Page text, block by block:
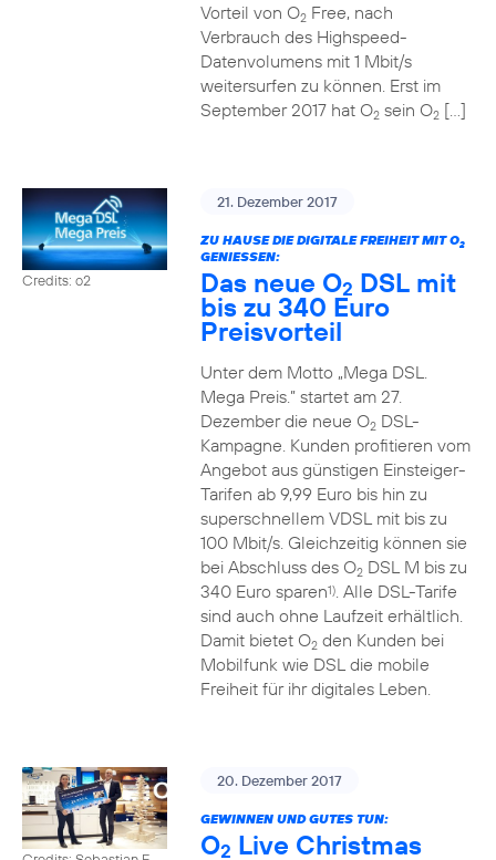
Vorteil von O2Free, nach
Verbrauch des Highspeed-
Datenvolumens mit 1 Mbit/s
weitersurfen zu können. Erst im
September 2017 hat O2sein O2[…]
Credits: o2
21. Dezember 2017
ZU HAUSE DIE DIGITALE FREIHEIT MIT O2
GENIESSEN:
Das neue O2 DSL mit
bis zu 340 Euro
Preisvorteil
Unter dem Motto „Mega DSL.
Mega Preis.” startet am 27.
Dezember die neue O2DSL-
Kampagne. Kunden profitieren vom
Angebot aus günstigen Einsteiger-
Tarifen ab 9,99 Euro bis hin zu
superschnellem VDSL mit bis zu
100 Mbit/s. Gleichzeitig können sie
bei Abschluss des O2DSL M bis zu
340 Euro sparen1). Alle DSL-Tarife
sind auch ohne Laufzeit erhältlich.
Damit bietet O2den Kunden bei
Mobilfunk wie DSL die mobile
Freiheit für ihr digitales Leben.
20. Dezember 2017
GEWINNEN UND GUTES TUN:
O2 Live Christmas